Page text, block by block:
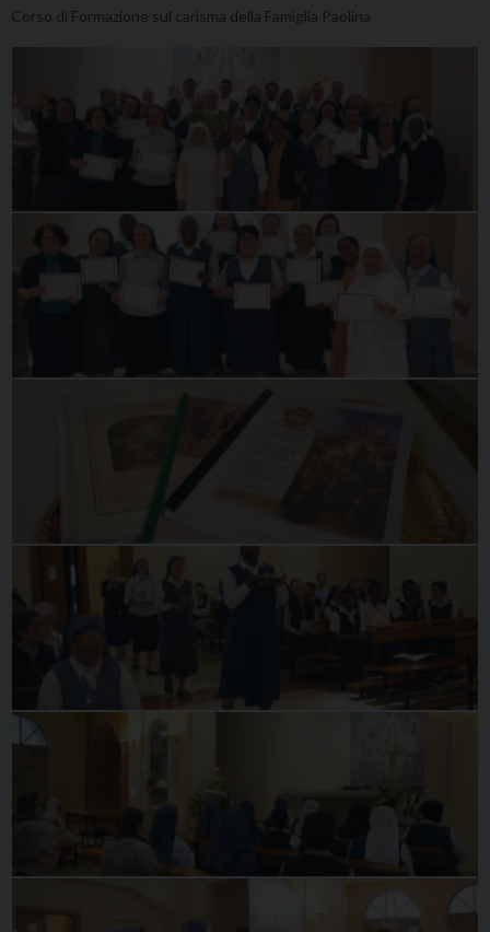
Corso di Formazione sul carisma della Famiglia Paolina